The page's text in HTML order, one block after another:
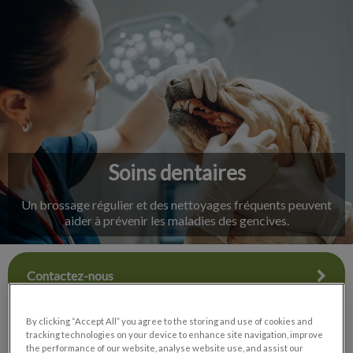
IvcPractices.HeaderNav.Search.Label
Soins dentaires
Un brossage régulier et des nettoyages fréquents peuvent
aider à prévenir les maladies des gencives.
Contactez-nous
By clicking “Accept All” you agree to the storing and use of cookies and
tracking technologies on your device to enhance site navigation, improve
the performance of our website, analyse website use, and assist our